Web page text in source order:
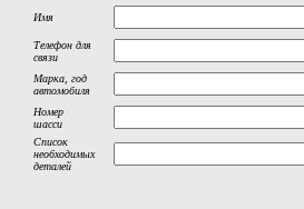
Имя
Телефон для
связи
Марка, год
автомобиля
Номер
шасси
Список
необходимых
деталей